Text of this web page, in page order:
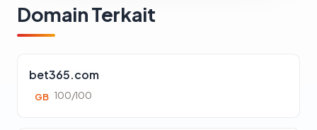
Domain Terkait
bet365.com
GB 100/100